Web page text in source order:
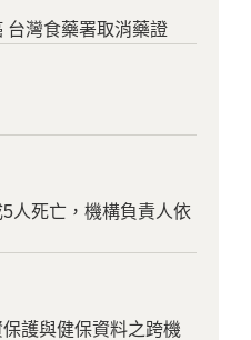
台灣食藥署取消藥證
人死亡，機構負責人依
護與健保資料之跨機